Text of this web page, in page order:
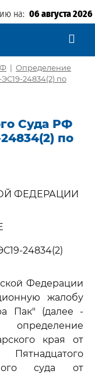
на: 06 августа 2026
| Определение
24834(2) по
Суда РФ
по
ФЕДЕРАЦИИ
24834(2)
Федерации
жалобу
Пак" (далее -
края от
суда от